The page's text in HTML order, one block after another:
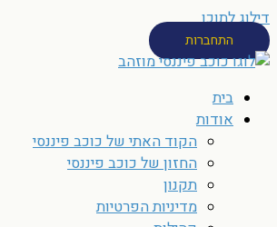
דילוג לתוכן
התחברות
בית
אודות
הקוד האתי של כוכב פיננסי
החזון של כוכב פיננסי
תקנון
מדיניות הפרטיות